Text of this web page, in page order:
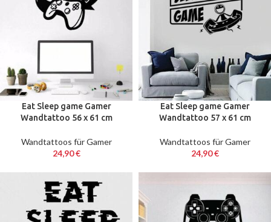
Eat Sleep game Gamer
Wandtattoo 56 x 61 cm
Wandtattoos für Gamer
24,90€
Eat Sleep game Gamer
Wandtattoo 57 x 61 cm
Wandtattoos für Gamer
24,90€